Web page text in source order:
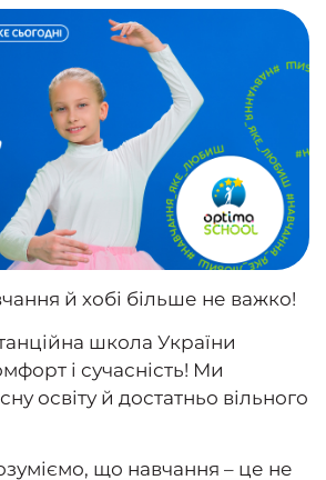
й хобі більше не важко!
школа України
і сучасність! Ми
освіту й достатньо вільного
що навчання – це не